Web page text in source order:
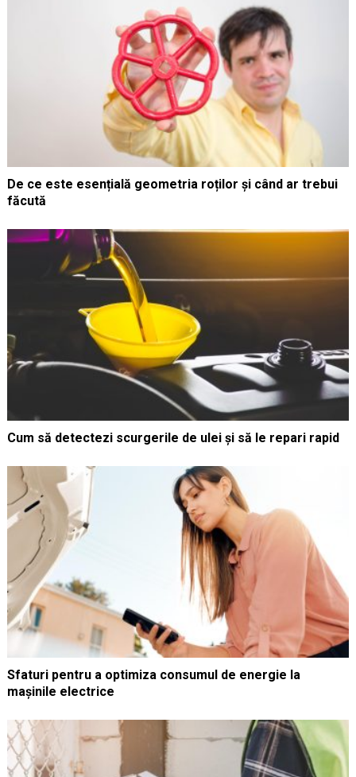
De ce este esențială geometria roților și când ar trebui
făcută
Cum să detectezi scurgerile de ulei și să le repari rapid
Sfaturi pentru a optimiza consumul de energie la
mașinile electrice